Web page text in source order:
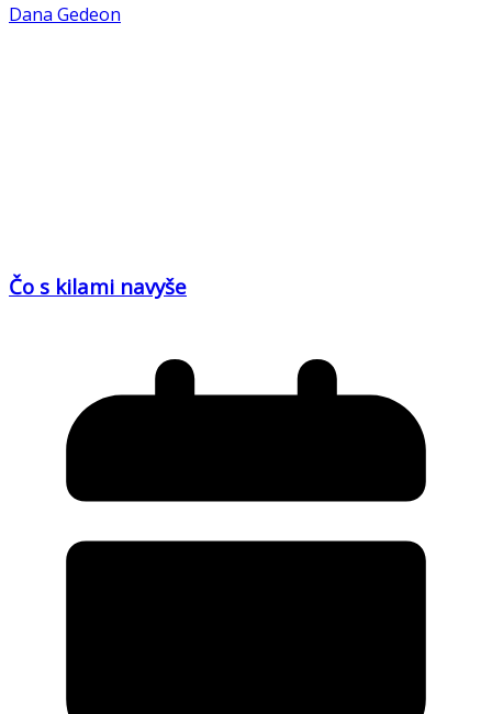
Dana Gedeon
Čo s kilami navyše